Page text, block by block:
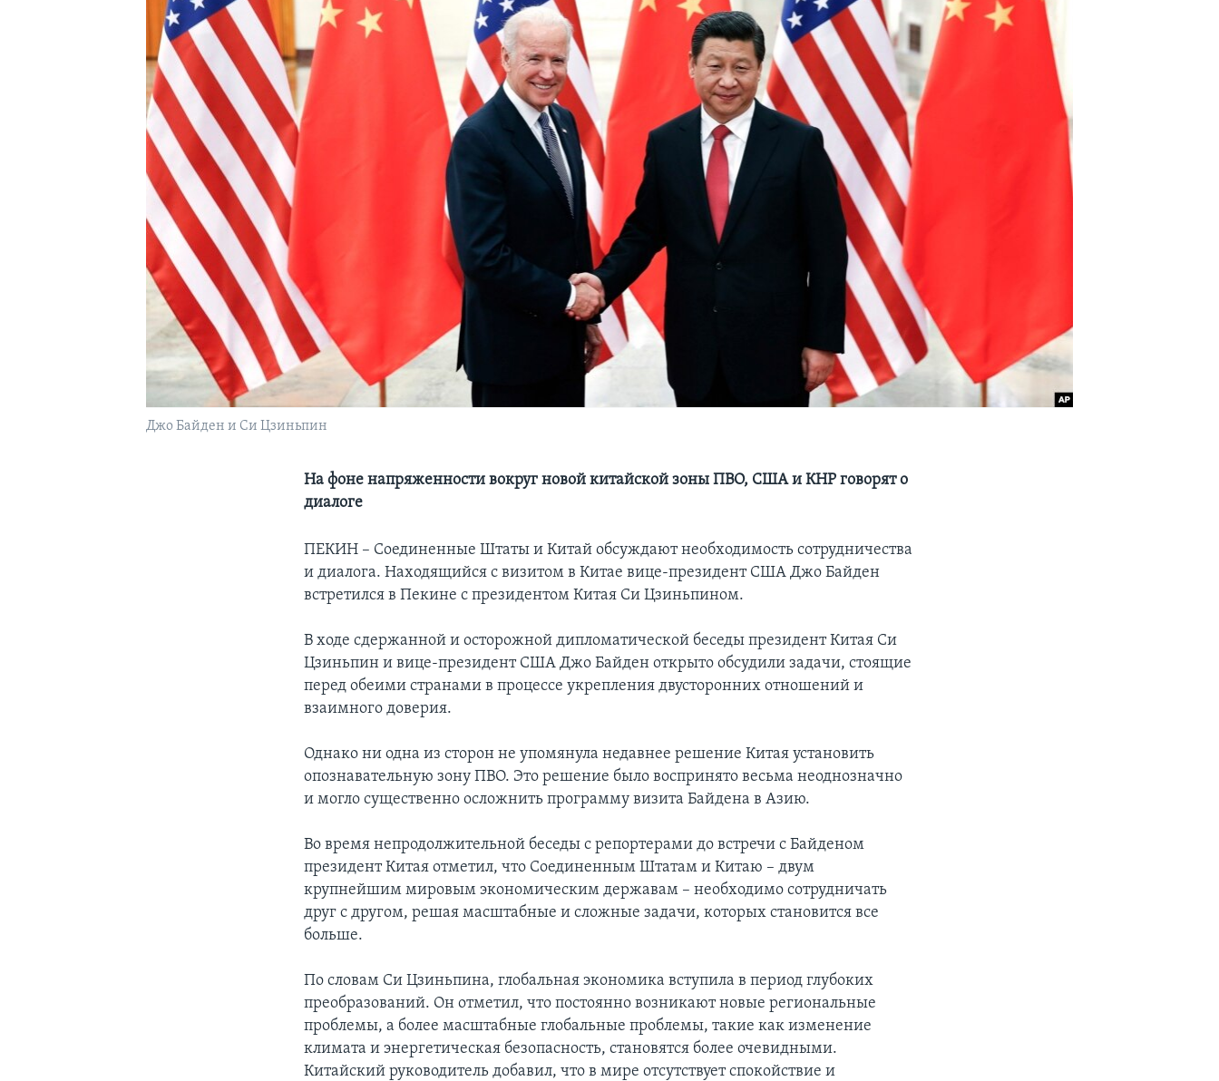
Джо Байден и Си Цзиньпин
На фоне напряженности вокруг новой китайской зоны ПВО, США и КНР говорят о
диалоге
ПЕКИН – Соединенные Штаты и Китай обсуждают необходимость сотрудничества
и диалога. Находящийся с визитом в Китае вице-президент США Джо Байден
встретился в Пекине с президентом Китая Си Цзиньпином.
В ходе сдержанной и осторожной дипломатической беседы президент Китая Си
Цзиньпин и вице-президент США Джо Байден открыто обсудили задачи, стоящие
перед обеими странами в процессе укрепления двусторонних отношений и
взаимного доверия.
Однако ни одна из сторон не упомянула недавнее решение Китая установить
опознавательную зону ПВО. Это решение было воспринято весьма неоднозначно
и могло существенно осложнить программу визита Байдена в Азию.
Во время непродолжительной беседы с репортерами до встречи с Байденом
президент Китая отметил, что Соединенным Штатам и Китаю – двум
крупнейшим мировым экономическим державам – необходимо сотрудничать
друг с другом, решая масштабные и сложные задачи, которых становится все
больше.
По словам Си Цзиньпина, глобальная экономика вступила в период глубоких
преобразований. Он отметил, что постоянно возникают новые региональные
проблемы, а более масштабные глобальные проблемы, такие как изменение
климата и энергетическая безопасность, становятся более очевидными.
Китайский руководитель добавил, что в мире отсутствует спокойствие и